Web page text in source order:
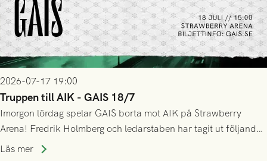
2026-07-17 19:00
Truppen till AIK - GAIS 18/7
Imorgon lördag spelar GAIS borta mot AIK på Strawberry
Arena! Fredrik Holmberg och ledarstaben har tagit ut följande
trupp till matchen:
Läs mer